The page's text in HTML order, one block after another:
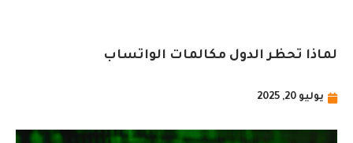
لماذا تحظر الدول مكالمات الواتساب
يوليو 20, 2025